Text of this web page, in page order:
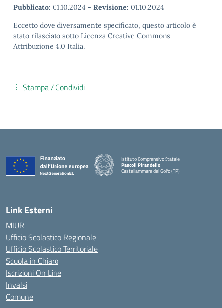
Pubblicato: 01.10.2024 - Revisione: 01.10.2024
Eccetto dove diversamente specificato, questo articolo è
stato rilasciato sotto Licenza Creative Commons
Attribuzione 4.0 Italia.
Stampa / Condividi
Istituto Comprensivo Statale
Pascoli Pirandello
Castellammare del Golfo (TP)
Link Esterni
MIUR
Ufficio Scolastico Regionale
Ufficio Scolastico Territoriale
Scuola in Chiaro
Iscrizioni On Line
Invalsi
Comune